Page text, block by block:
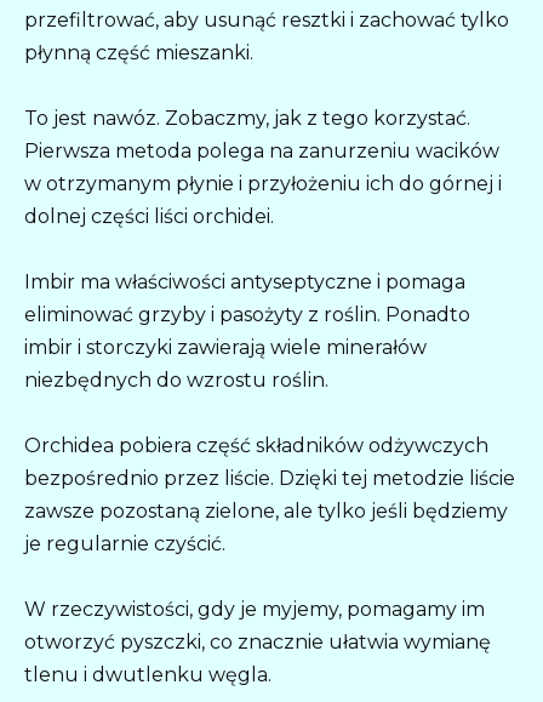
przefiltrować, aby usunąć resztki i zachować tylko
płynną część mieszanki.
To jest nawóz. Zobaczmy, jak z tego korzystać.
Pierwsza metoda polega na zanurzeniu wacików
w otrzymanym płynie i przyłożeniu ich do górnej i
dolnej części liści orchidei.
Imbir ma właściwości antyseptyczne i pomaga
eliminować grzyby i pasożyty z roślin. Ponadto
imbir i storczyki zawierają wiele minerałów
niezbędnych do wzrostu roślin.
Orchidea pobiera część składników odżywczych
bezpośrednio przez liście. Dzięki tej metodzie liście
zawsze pozostaną zielone, ale tylko jeśli będziemy
je regularnie czyścić.
W rzeczywistości, gdy je myjemy, pomagamy im
otworzyć pyszczki, co znacznie ułatwia wymianę
tlenu i dwutlenku węgla.